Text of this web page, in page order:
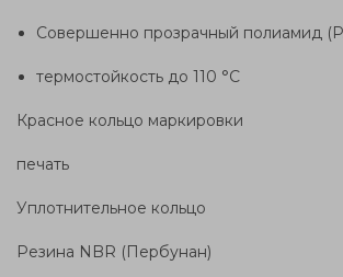
Совершенно прозрачный полиамид
термостойкость до 110 °C
Красное кольцо маркировки
печать
Уплотнительное кольцо
Резина NBR (Пербунан)